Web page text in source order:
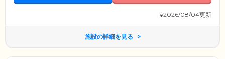
※2026/08/04更新
施設の詳細を見る